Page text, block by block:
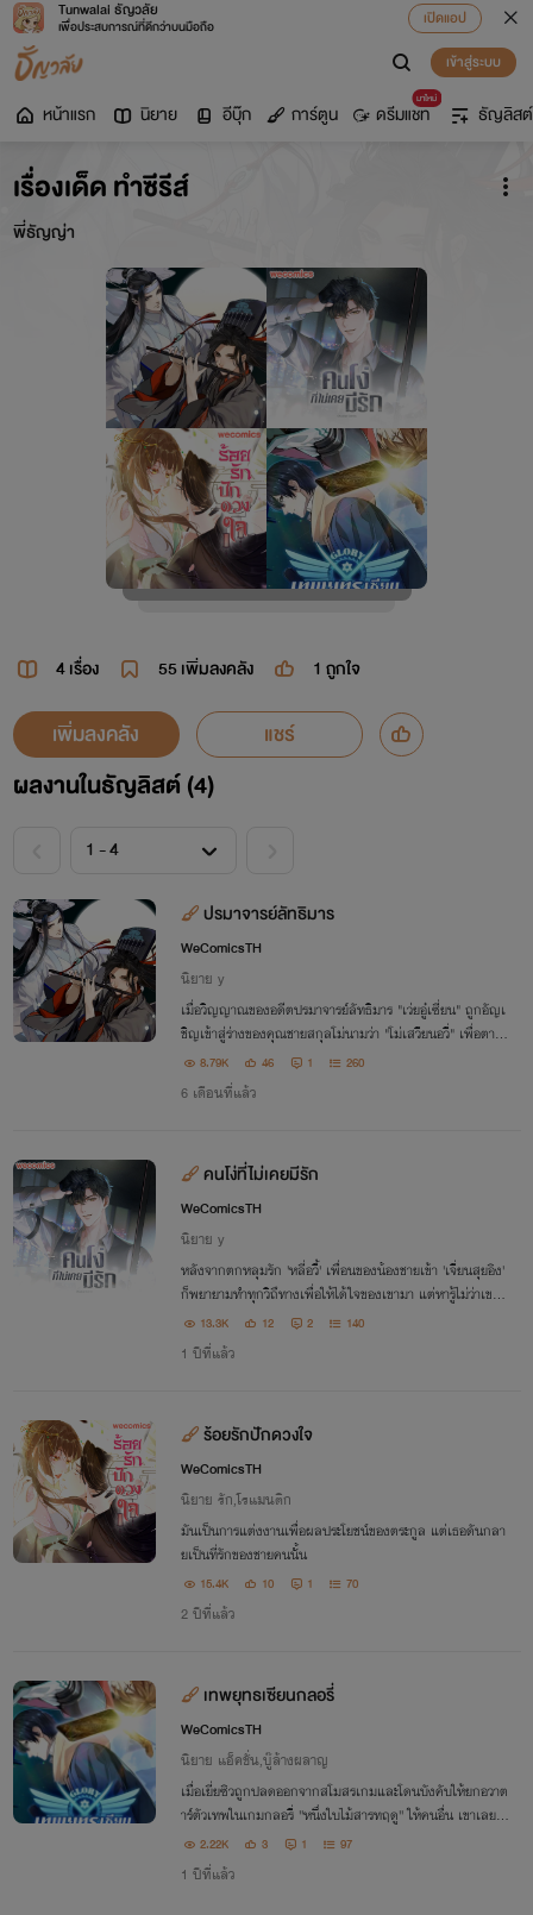
Tunwalai ธัญวลัย
เพื่อประสบการณ์ที่ดีกว่าบนมือถือ
เปิดแอป
เข้าสู่ระบบ
หน้าแรก นิยาย อีบุ๊ก การ์ตูน
มาใหม่
ดรีมแชท ธัญลิสต์
เรื่องเด็ด ทำซีรีส์
พี่ธัญญ่า
4 เรื่อง 55เพิ่มลงคลัง 1 ถูกใจ
เพิ่มลงคลัง แชร์
ผลงานในธัญลิสต์ (4)
ปรมาจารย์ลัทธิมาร
WeComicsTH
นิยาย y
เมื่อวิญญาณของอดีตปรมาจารย์ลัทธิมาร "เว่ยอู๋เซี่ยน" ถูกอัญเ
ชิญเข้าสู่ร่างของคุณชายสกุลโม่นามว่า "โม่เสวียนอวี่" เพื่อตาม
ชำระเรื่องราวที่ค้างคา ทำให้เขาได้พบกับ "หลานวั่งจี" อีกครั้ง
8.79K 46 1 260
6 เดือนที่แล้ว
คนโง่ที่ไม่เคยมีรัก
WeComicsTH
นิยาย y
หลังจากตกหลุมรัก 'หลี่อวี้' เพื่อนของน้องชายเข้า 'เจี่ยนสุยอิง'
ก็พยายามทำทุกวิถึทางเพื่อให้ได้ใจของเขามา แต่หารู้ไม่ว่าเขาไ
ด้ตกหลุมพรางที่หลี่อวี้สร้างขึ้นมาอีกที...
13.3K 12 2 140
1 ปีที่แล้ว
ร้อยรักปักดวงใจ
WeComicsTH
นิยาย รัก,โรแมนติก
มันเป็นการแต่งงานเพื่อผลประโยชน์ของตระกูล แต่เธอดันกลา
ยเป็นที่รักของชายคนนั้น
15.4K 10 1 70
2 ปีที่แล้ว
เทพยุทธเซียนกลอรี่
WeComicsTH
นิยาย แอ็คชั่น,บู๊ล้างผลาญ
เมื่อเยี่ยซิวถูกปลดออกจากสโมสรเกมและโดนบังคับให้ยกอวาต
าร์ตัวเทพในเกมกลอรี่ ''หนึ่งใบไม้สารทฤดู'' ให้คนอื่น เขาเลยม
าทำงานร้านเน็ตคาเฟ่แทน ประจวบกับที่ช่วงนั้นเป็นช่วงครบ 10
ปีของเกมพอดี
2.22K 3 1 97
1 ปีที่แล้ว